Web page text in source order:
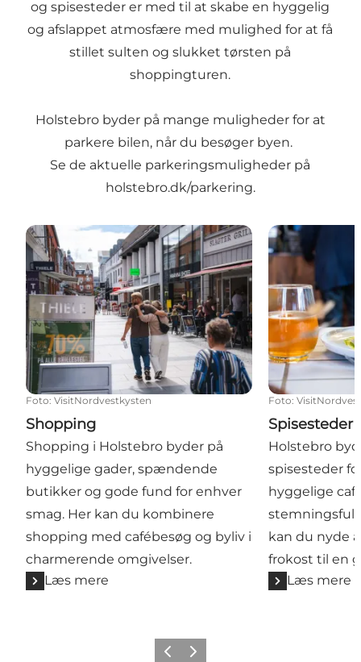
og spisesteder er med til at skabe en hyggelig
og afslappet atmosfære med mulighed for at få
stillet sulten og slukket tørsten på
shoppingturen.
Holstebro byder på mange muligheder for at
parkere bilen, når du besøger byen.
Se de aktuelle parkeringsmuligheder på
holstebro.dk/parkering.
Shopping
Foto: VisitNordvestkysten
Shopping
Shopping i Holstebro byder på
hyggelige gader, spændende
butikker og gode fund for enhver
smag. Her kan du kombinere
shopping med cafébesøg og byliv i
charmerende omgivelser.
Læs mere
Spisesteder
Foto:
Spisesteder
Holstebro
spisesteder
hyggelige
kan du nyde
frokost til en
Læs mere
ForrigeNæste